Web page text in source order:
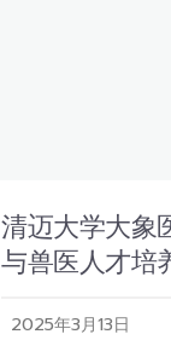
清迈大学大象
与兽医人才培
2025年3月13日